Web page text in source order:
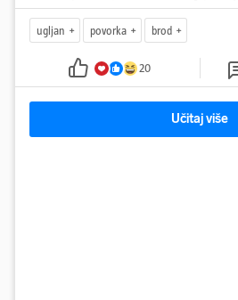
ugljan povorka brod
20
Učitaj više